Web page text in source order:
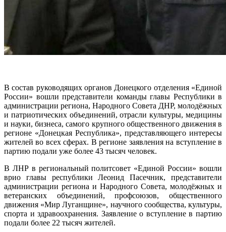
В состав руководящих органов Донецкого отделения «Единой
России» вошли представители команды главы Республики в
администрации региона, Народного Совета ДНР, молодёжных
и патриотических объединений, отрасли культуры, медицины
и науки, бизнеса, самого крупного общественного движения в
регионе «Донецкая Республика», представляющего интересы
жителей во всех сферах. В регионе заявления на вступление в
партию подали уже более 43 тысяч человек.
В ЛНР в региональный политсовет «Единой России» вошли
врио главы республики Леонид Пасечник, представители
администрации региона и Народного Совета, молодёжных и
ветеранских объединений, профсоюзов, общественного
движения «Мир Луганщине», научного сообщества, культуры,
спорта и здравоохранения. Заявление о вступление в партию
подали более 22 тысяч жителей.